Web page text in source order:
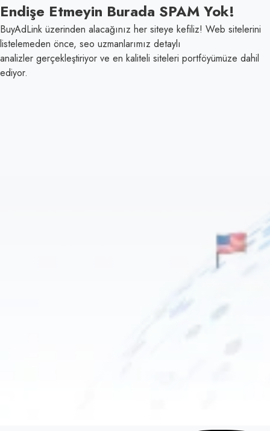
Endişe Etmeyin Burada SPAM Yok!
BuyAdLink üzerinden alacağınız her siteye kefiliz! Web sitelerini
listelemeden önce, seo uzmanlarımız detaylı
analizler gerçekleştiriyor ve en kaliteli siteleri portföyümüze dahil
ediyor.